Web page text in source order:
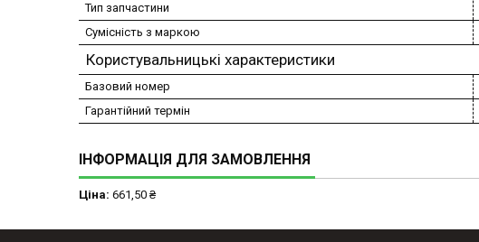
Тип запчастини
Сумісність з маркою
Користувальницькі характеристики
Базовий номер
Гарантійний термін
ІНФОРМАЦІЯ ДЛЯ ЗАМОВЛЕННЯ
Ціна: 661,50 ₴